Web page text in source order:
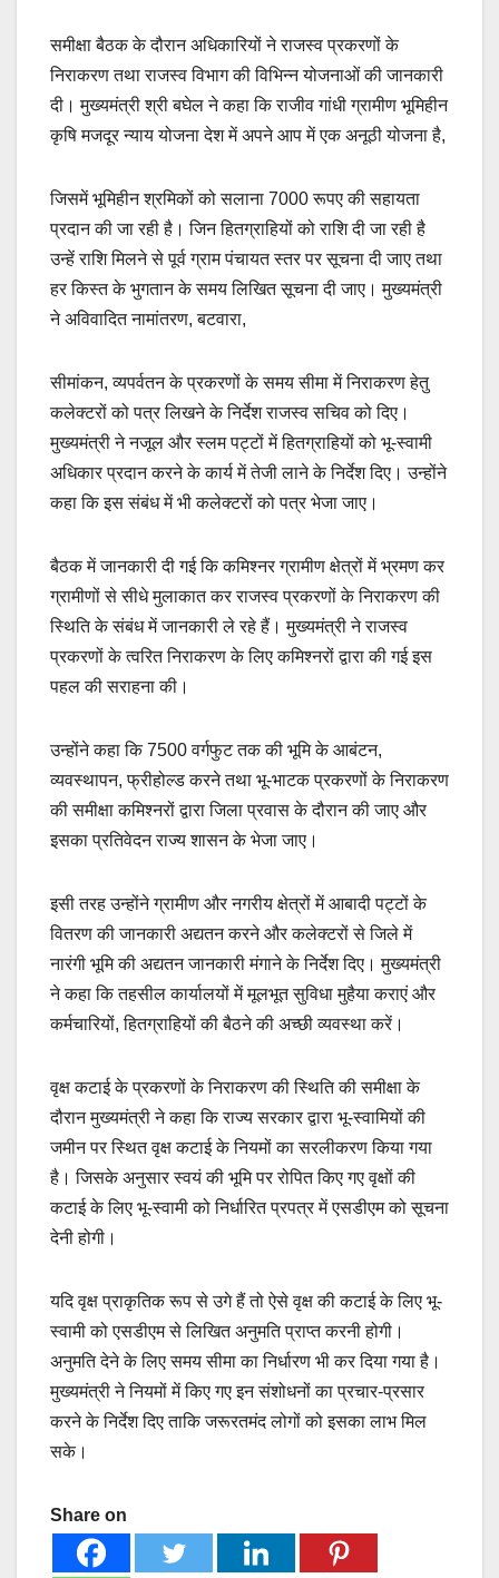
समीक्षा बैठक के दौरान अधिकारियों ने राजस्व प्रकरणों के
निराकरण तथा राजस्व विभाग की विभिन्न योजनाओं की जानकारी
दी। मुख्यमंत्री श्री बघेल ने कहा कि राजीव गांधी ग्रामीण भूमिहीन
कृषि मजदूर न्याय योजना देश में अपने आप में एक अनूठी योजना है,
जिसमें भूमिहीन श्रमिकों को सलाना 7000 रूपए की सहायता
प्रदान की जा रही है। जिन हितग्राहियों को राशि दी जा रही है
उन्हें राशि मिलने से पूर्व ग्राम पंचायत स्तर पर सूचना दी जाए तथा
हर किस्त के भुगतान के समय लिखित सूचना दी जाए। मुख्यमंत्री
ने अविवादित नामांतरण, बटवारा,
सीमांकन, व्यपर्वतन के प्रकरणों के समय सीमा में निराकरण हेतु
कलेक्टरों को पत्र लिखने के निर्देश राजस्व सचिव को दिए।
मुख्यमंत्री ने नजूल और स्लम पट्टों में हितग्राहियों को भू-स्वामी
अधिकार प्रदान करने के कार्य में तेजी लाने के निर्देश दिए। उन्होंने
कहा कि इस संबंध में भी कलेक्टरों को पत्र भेजा जाए।
बैठक में जानकारी दी गई कि कमिश्नर ग्रामीण क्षेत्रों में भ्रमण कर
ग्रामीणों से सीधे मुलाकात कर राजस्व प्रकरणों के निराकरण की
स्थिति के संबंध में जानकारी ले रहे हैं। मुख्यमंत्री ने राजस्व
प्रकरणों के त्वरित निराकरण के लिए कमिश्नरों द्वारा की गई इस
पहल की सराहना की।
उन्होंने कहा कि 7500 वर्गफुट तक की भूमि के आबंटन,
व्यवस्थापन, फ्रीहोल्ड करने तथा भू-भाटक प्रकरणों के निराकरण
की समीक्षा कमिश्नरों द्वारा जिला प्रवास के दौरान की जाए और
इसका प्रतिवेदन राज्य शासन के भेजा जाए।
इसी तरह उन्होंने ग्रामीण और नगरीय क्षेत्रों में आबादी पट्टों के
वितरण की जानकारी अद्यतन करने और कलेक्टरों से जिले में
नारंगी भूमि की अद्यतन जानकारी मंगाने के निर्देश दिए। मुख्यमंत्री
ने कहा कि तहसील कार्यालयों में मूलभूत सुविधा मुहैया कराएं और
कर्मचारियों, हितग्राहियों की बैठने की अच्छी व्यवस्था करें।
वृक्ष कटाई के प्रकरणों के निराकरण की स्थिति की समीक्षा के
दौरान मुख्यमंत्री ने कहा कि राज्य सरकार द्वारा भू-स्वामियों की
जमीन पर स्थित वृक्ष कटाई के नियमों का सरलीकरण किया गया
है। जिसके अनुसार स्वयं की भूमि पर रोपित किए गए वृक्षों की
कटाई के लिए भू-स्वामी को निर्धारित प्रपत्र में एसडीएम को सूचना
देनी होगी।
यदि वृक्ष प्राकृतिक रूप से उगे हैं तो ऐसे वृक्ष की कटाई के लिए भू-
स्वामी को एसडीएम से लिखित अनुमति प्राप्त करनी होगी।
अनुमति देने के लिए समय सीमा का निर्धारण भी कर दिया गया है।
मुख्यमंत्री ने नियमों में किए गए इन संशोधनों का प्रचार-प्रसार
करने के निर्देश दिए ताकि जरूरतमंद लोगों को इसका लाभ मिल
सके।
Share on